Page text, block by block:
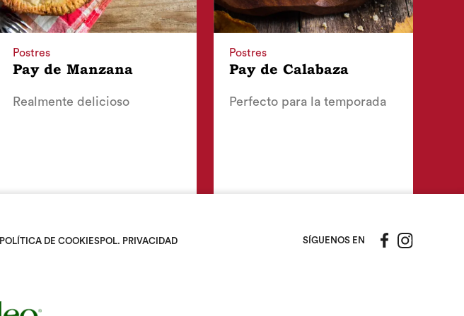
Postres
Pay de Manzana
Realmente delicioso
Postres
Pay de Calabaza
Perfecto para la temporada
POLÍTICA DE COOKIESPOL. PRIVACIDAD SÍGUENOS EN